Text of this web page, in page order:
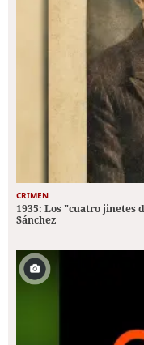
CRIMEN
1935: Los "cuatro jinetes
Sánchez